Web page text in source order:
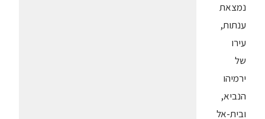
נמצאת
ענתות,
עירו
של
ירמיהו
הנביא,
ובית-אל